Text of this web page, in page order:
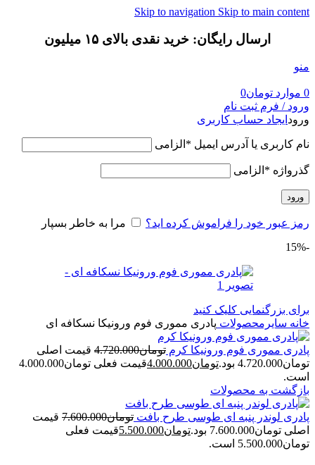
Skip to navigation Skip to main content
ارسال رایگان: خرید نقدی بالای ۱۵ میلیون
منو
0 موارد تومان0
ورود / فرم ثبت نام
ورود ایجاد حساب کاربری
نام کاربری یا آدرس ایمیل * الزامی
گذرواژه * الزامی
ورود
رمز عبور خود را فراموش کرده اید؟
مرا به خاطر بسپار
-15%
برای بزرگنمایی کلیک کنید
خانه سایرمحصولات پادری مموری فوم ورونیکا نسکافه ای
پادری مموری فوم ورونیکا کرم تومان4.720.000 قیمت اصلی
تومان4.720.000 بود.
تومان4.000.000
قیمت فعلی تومان4.000.000
است.
بازگشت به محصولات
پادری لوندر پنبه ای طوسی طرح بافت تومان7.600.000 قیمت
اصلی تومان7.600.000 بود.
تومان5.500.000قیمت فعلی
تومان5.500.000 است.